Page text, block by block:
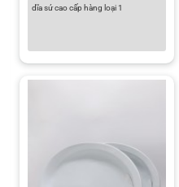
dĩa sứ cao cấp hàng loại 1